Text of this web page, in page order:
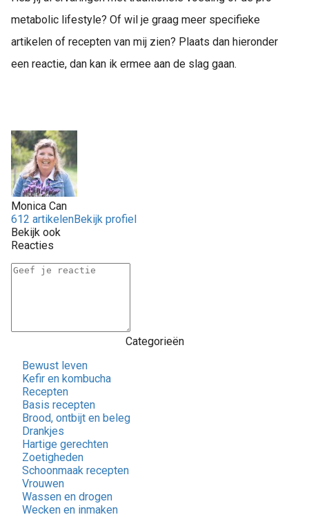
metabolic lifestyle? Of wil je graag meer specifieke
artikelen of recepten van mij zien? Plaats dan hieronder
een reactie, dan kan ik ermee aan de slag gaan.
Monica Can
612 artikelenBekijk profiel
Bekijk ook
Reacties
Categorieën
Bewust leven
Kefir en kombucha
Recepten
Basis recepten
Brood, ontbijt en beleg
Drankjes
Hartige gerechten
Zoetigheden
Schoonmaak recepten
Vrouwen
Wassen en drogen
Wecken en inmaken